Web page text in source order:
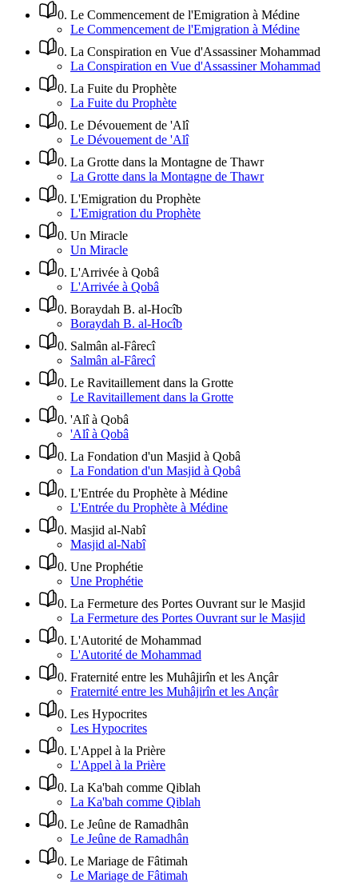
0. Le Commencement de l'Emigration à Médine
Le Commencement de l'Emigration à Médine
0. La Conspiration en Vue d'Assassiner Mohammad
La Conspiration en Vue d'Assassiner Mohammad
0. La Fuite du Prophète
La Fuite du Prophète
0. Le Dévouement de 'Alî
Le Dévouement de 'Alî
0. La Grotte dans la Montagne de Thawr
La Grotte dans la Montagne de Thawr
0. L'Emigration du Prophète
L'Emigration du Prophète
0. Un Miracle
Un Miracle
0. L'Arrivée à Qobâ
L'Arrivée à Qobâ
0. Boraydah B. al-Hocîb
Boraydah B. al-Hocîb
0. Salmân al-Fârecî
Salmân al-Fârecî
0. Le Ravitaillement dans la Grotte
Le Ravitaillement dans la Grotte
0. 'Alî à Qobâ
'Alî à Qobâ
0. La Fondation d'un Masjid à Qobâ
La Fondation d'un Masjid à Qobâ
0. L'Entrée du Prophète à Médine
L'Entrée du Prophète à Médine
0. Masjid al-Nabî
Masjid al-Nabî
0. Une Prophétie
Une Prophétie
0. La Fermeture des Portes Ouvrant sur le Masjid
La Fermeture des Portes Ouvrant sur le Masjid
0. L'Autorité de Mohammad
L'Autorité de Mohammad
0. Fraternité entre les Muhâjirîn et les Ançâr
Fraternité entre les Muhâjirîn et les Ançâr
0. Les Hypocrites
Les Hypocrites
0. L'Appel à la Prière
L'Appel à la Prière
0. La Ka'bah comme Qiblah
La Ka'bah comme Qiblah
0. Le Jeûne de Ramadhân
Le Jeûne de Ramadhân
0. Le Mariage de Fâtimah
Le Mariage de Fâtimah